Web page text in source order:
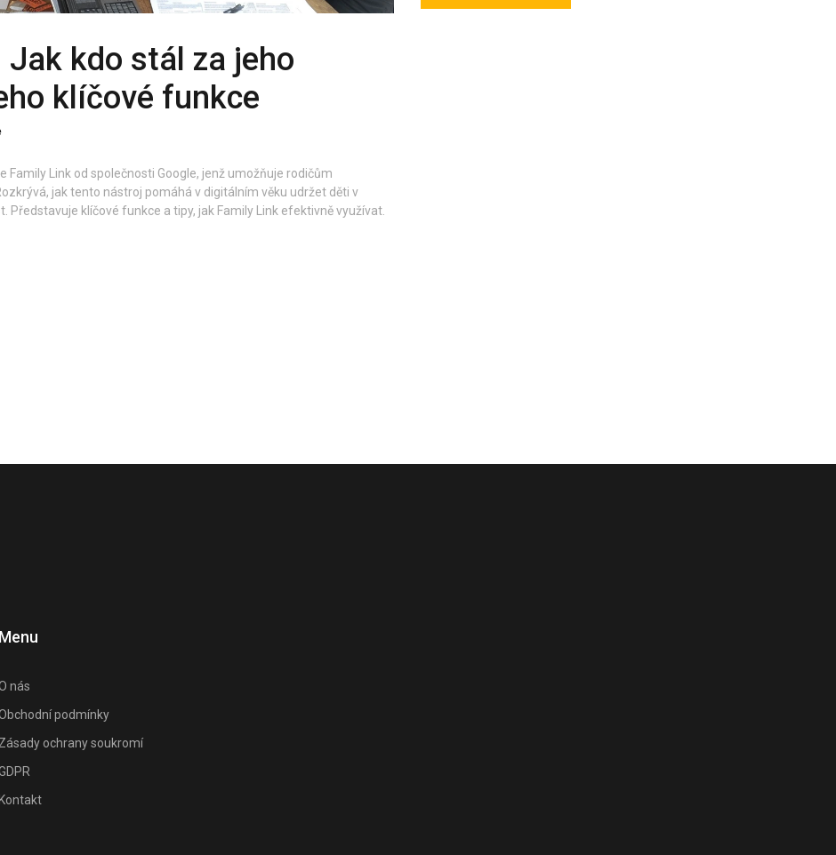
Jak kdo stál za jeho
klíčové funkce
Link od společnosti Google, jenž umožňuje rodičům
jak tento nástroj pomáhá v digitálním věku udržet děti v
Představuje klíčové funkce a tipy, jak Family Link efektivně využívat.
Menu
nás
podmínky
Zásady ochrany soukromí
Kontakt